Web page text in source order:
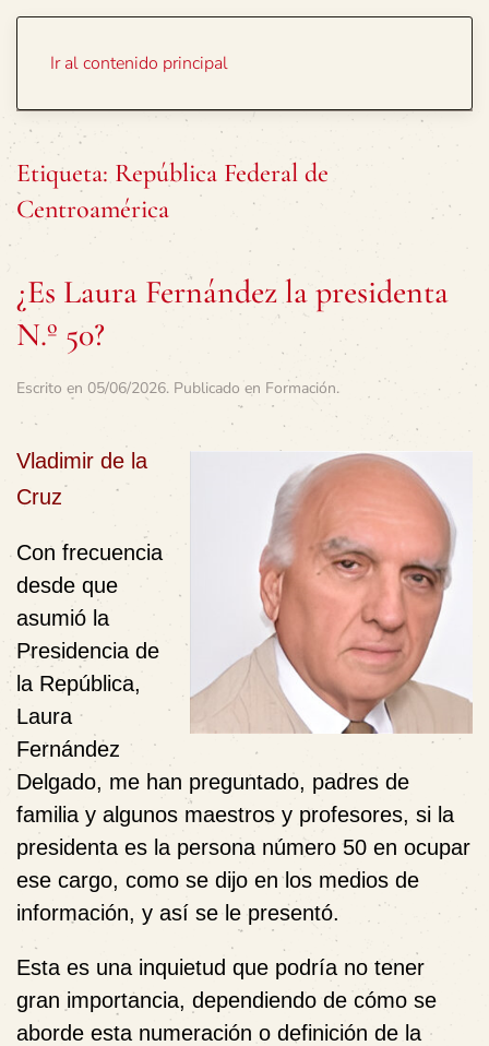
Ir al contenido principal
Etiqueta: República Federal de
Centroamérica
¿Es Laura Fernández la presidenta
N.º 50?
Escrito en 05/06/2026. Publicado en Formación.
Vladimir de la
Cruz
Con frecuencia
desde que
asumió la
Presidencia de
la República,
Laura
Fernández
Delgado, me han preguntado, padres de
familia y algunos maestros y profesores, si la
presidenta es la persona número 50 en ocupar
ese cargo, como se dijo en los medios de
información, y así se le presentó.
Esta es una inquietud que podría no tener
gran importancia, dependiendo de cómo se
aborde esta numeración o definición de la